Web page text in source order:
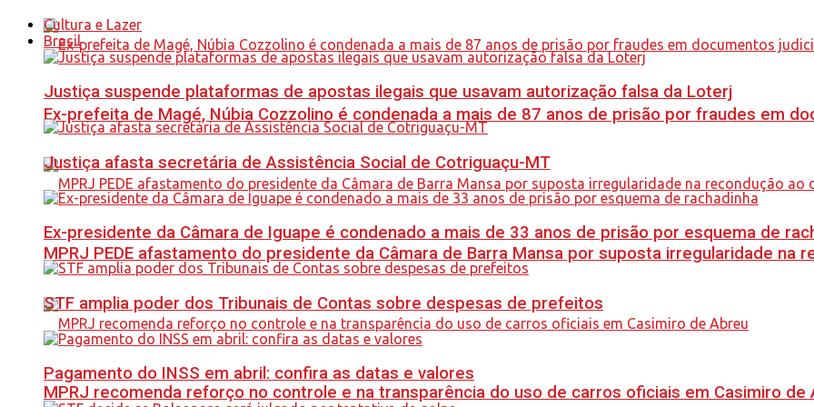
Ex-prefeita de Magé, Núbia Cozzolino é condenada a mais de 87 anos de prisão por fraudes em
MPRJ PEDE afastamento do presidente da Câmara de Barra Mansa por suposta irregularidade na
MPRJ recomenda reforço no controle e na transparência do uso de carros oficiais em Casimiro de
Cultura e Lazer
Brasil
Justiça suspende plataformas de apostas ilegais que usavam autorização falsa da Loterj
Justiça afasta secretária de Assistência Social de Cotriguaçu-MT
Ex-presidente da Câmara de Iguape é condenado a mais de 33 anos de prisão por esquema de
STF amplia poder dos Tribunais de Contas sobre despesas de prefeitos
Pagamento do INSS em abril: confira as datas e valores